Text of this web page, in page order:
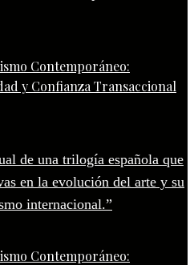
Contemporáneo:
y Confianza Transaccional
Contemporáneo: